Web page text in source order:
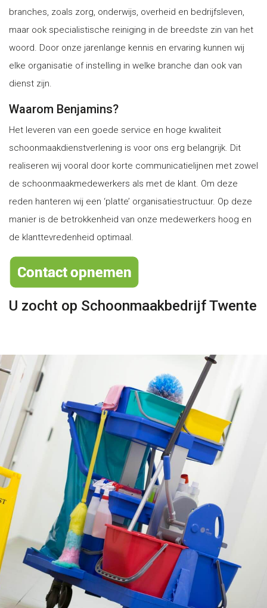
branches, zoals zorg, onderwijs, overheid en bedrijfsleven,
maar ook specialistische reiniging in de breedste zin van het
woord. Door onze jarenlange kennis en ervaring kunnen wij
elke organisatie of instelling in welke branche dan ook van
dienst zijn.
Waarom Benjamins?
Het leveren van een goede service en hoge kwaliteit
schoonmaakdienstverlening is voor ons erg belangrijk. Dit
realiseren wij vooral door korte communicatielijnen met zowel
de schoonmaakmedewerkers als met de klant. Om deze
reden hanteren wij een ‘platte’ organisatiestructuur. Op deze
manier is de betrokkenheid van onze medewerkers hoog en
de klanttevredenheid optimaal.
U zocht op Schoonmaakbedrijf Twente